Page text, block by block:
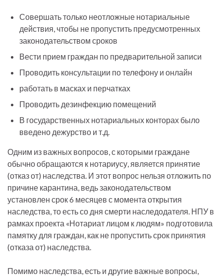
Совершать только неотложные нотариальные
действия, чтобы не пропустить предусмотренных
законодательством сроков
Вести прием граждан по предварительной записи
Проводить консультации по телефону и онлайн
работать в масках и перчатках
Проводить дезинфекцию помещений
В государственных нотариальных конторах было
введено дежурство и т.д.
Одним из важных вопросов, с которыми граждане
обычно обращаются к нотариусу, является принятие
(отказ от) наследства. И этот вопрос нельзя отложить по
причине карантина, ведь законодательством
установлен срок 6 месяцев с момента открытия
наследства, то есть со дня смерти наследодателя. НПУ в
рамках проекта «Нотариат лицом к людям» подготовила
памятку для граждан, как не пропустить срок принятия
(отказа от) наследства.
Помимо наследства, есть и другие важные вопросы,